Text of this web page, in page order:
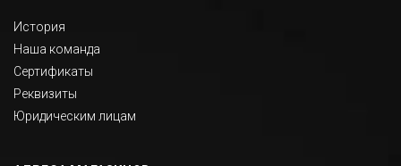
История
Наша команда
Сертификаты
Реквизиты
Юридическим лицам